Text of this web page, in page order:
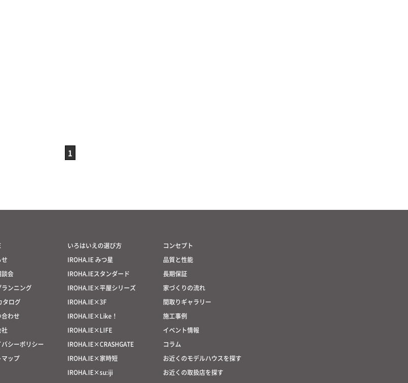
1
会
ンニング
タログ
わせ
バシーポリシー
ップ
いろはいえの選び方
IROHA.IE みつ星
IROHA.IEスタンダード
IROHA.IE×平屋シリーズ
IROHA.IE×3F
IROHA.IE×Like！
IROHA.IE×LIFE
IROHA.IE×CRASHGATE
IROHA.IE×家時短
IROHA.IE×su:iji
コンセプト
品質と性能
長期保証
家づくりの流れ
間取りギャラリー
施工事例
イベント情報
コラム
お近くのモデルハウスを探す
お近くの取扱店を探す